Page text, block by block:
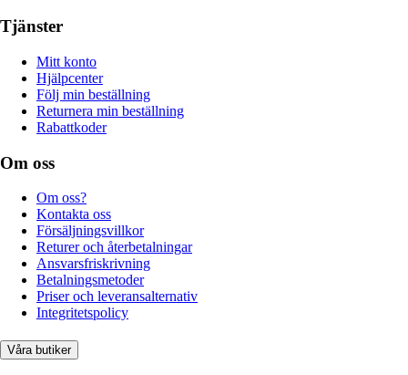
Tjänster
Mitt konto
Hjälpcenter
Följ min beställning
Returnera min beställning
Rabattkoder
Om oss
Om oss?
Kontakta oss
Försäljningsvillkor
Returer och återbetalningar
Ansvarsfriskrivning
Betalningsmetoder
Priser och leveransalternativ
Integritetspolicy
Våra butiker